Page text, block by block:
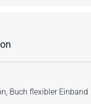
Buch flexibler Einband